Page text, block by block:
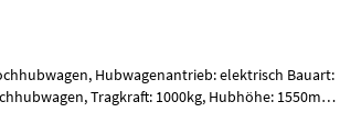
Hubwagenantrieb: elektrisch Bauart:
1000kg, Hubhöhe: 1550mm,